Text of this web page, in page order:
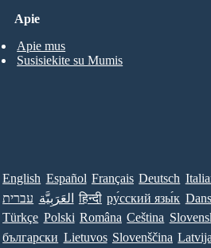
Apie
Apie mus
Susisiekite su Mumis
English Español Français Deutsch
עברית العَرَبِيَّة हिन्दी ру́сский язы́к
Türkçe Polski Româna Ceština
български Lietuvos Slovenščina